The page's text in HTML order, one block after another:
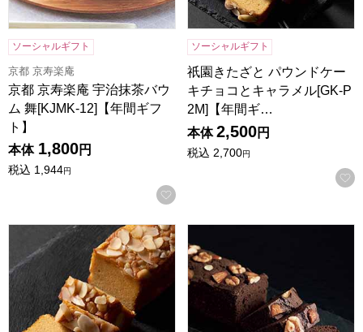
ソーシャルギフト
京都 京寿楽庵
京都 京寿楽庵 宇治抹茶バウ
ム 舞[KJMK-12]【年間ギフ
ト】
本体 1,800円
税込 1,944円
お気に入りに登録する
ソーシャルギフト
祇園きたざと パウンドケー
キチョコとキャラメル[GK-P
2M]【年間ギ…
本体 2,500円
税込 2,700円
祇園きたざと パウンドケーキキャラメル 1本 [GK-P1C]【年